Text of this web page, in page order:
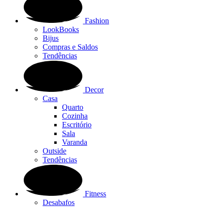
Fashion
LookBooks
Bijus
Compras e Saldos
Tendências
Decor
Casa
Quarto
Cozinha
Escritório
Sala
Varanda
Outside
Tendências
Fitness
Desabafos